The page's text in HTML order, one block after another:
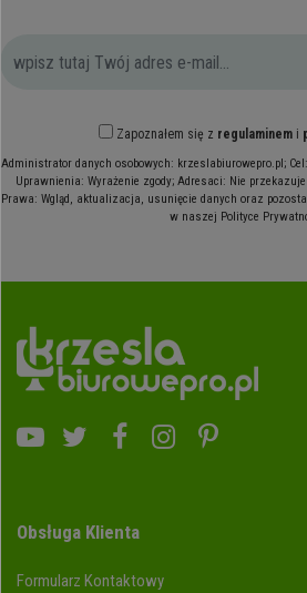
Zapoznałem się z regulaminemi
Administrator danych osobowych: krzeslabiurowepro.pl;
Uprawnienia: Wyrażenie zgody; Adresaci: Nie
Prawa: Wgląd, aktualizacja, usunięcie danych oraz
w naszej Polityce
Obsługa Klienta
Formularz Kontaktowy